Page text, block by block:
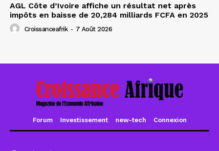
AGL Côte d’Ivoire affiche un résultat net après
impôts en baisse de 20,284 milliards FCFA en 2025
Croissanceafrik - 7 Août 2026
Forum Investissement new-tech Connexion